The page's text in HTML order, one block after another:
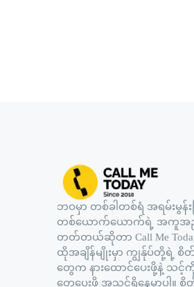
ဘဝမှာ တစ်ခါတစ်ရံ အရမ်းမွန်း
တစ်ယောက်ယောက်ရဲ့ အကူအညီ
တတ်တယ်ဆိုတာ Call Me
ထိုအချိန်မျိုးမှာ ကျွန်ုပ်တို့ရဲ့ စိ
တွေက နားထောင်ပေးဖို့နဲ့ သ